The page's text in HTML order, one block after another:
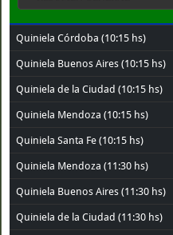
Quiniela Córdoba (10:15 hs)
Quiniela Buenos Aires (10:15 hs)
Quiniela de la Ciudad (10:15 hs)
Quiniela Mendoza (10:15 hs)
Quiniela Santa Fe (10:15 hs)
Quiniela Mendoza (11:30 hs)
Quiniela Buenos Aires (11:30 hs)
Quiniela de la Ciudad (11:30 hs)